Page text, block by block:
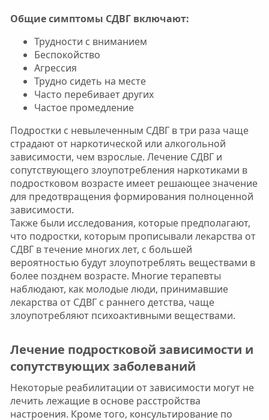
Общие симптомы СДВГ включают:
Трудности с вниманием
Беспокойство
Агрессия
Трудно сидеть на месте
Часто перебивает других
Частое промедление
Подростки с невылеченным СДВГ в три раза чаще
страдают от наркотической или алкогольной
зависимости, чем взрослые. Лечение СДВГ и
сопутствующего злоупотребления наркотиками в
подростковом возрасте имеет решающее значение
для предотвращения формирования полноценной
зависимости.
Также были исследования, которые предполагают,
что подростки, которым прописывали лекарства от
СДВГ в течение многих лет, с большей
вероятностью будут злоупотреблять веществами в
более позднем возрасте. Многие терапевты
наблюдают, как молодые люди, принимавшие
лекарства от СДВГ с раннего детства, чаще
злоупотребляют психоактивными веществами.
Лечение подростковой зависимости и
сопутствующих заболеваний​
Некоторые реабилитации от зависимости могут не
лечить лежащие в основе расстройства
настроения. Кроме того, консультирование по